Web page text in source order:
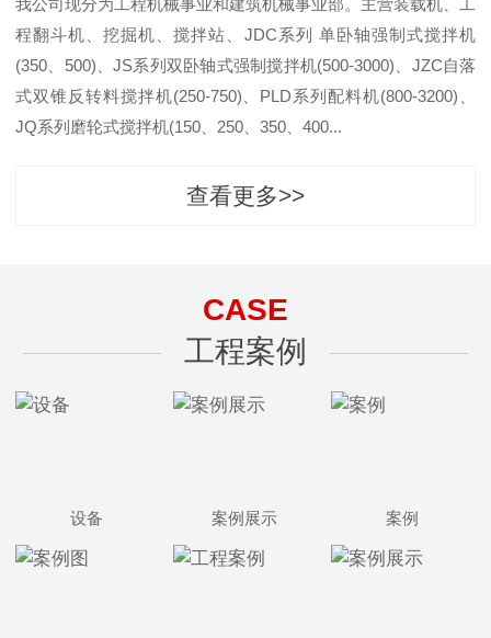
我公司现分为工程机械事业和建筑机械事业部。主营装载机、工
程翻斗机、挖掘机、搅拌站、JDC系列 单卧轴强制式搅拌机
(350、500)、JS系列双卧轴式强制搅拌机(500-3000)、JZC自落
式双锥反转料搅拌机(250-750)、PLD系列配料机(800-3200)、
JQ系列磨轮式搅拌机(150、250、350、400...
查看更多>>
CASE
工程案例
设备 案例展示 案例